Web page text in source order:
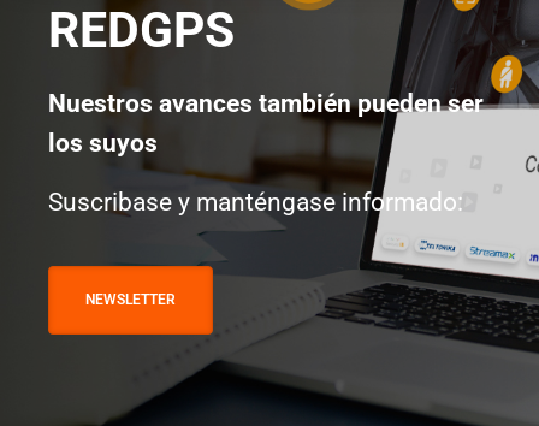
REDGPS
Nuestros avances también pueden ser
los suyos
Suscribase y manténgase informado:
NEWSLETTER